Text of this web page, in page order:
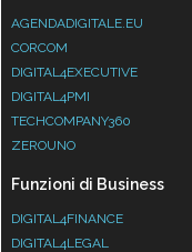
AGENDADIGITALE.EU
CORCOM
DIGITAL4EXECUTIVE
DIGITAL4PMI
TECHCOMPANY360
ZEROUNO
Funzioni di Business
DIGITAL4FINANCE
DIGITAL4LEGAL